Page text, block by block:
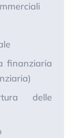
finanziaria
delle